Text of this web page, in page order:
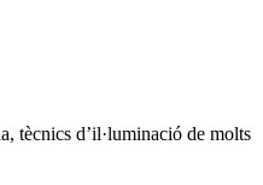
tècnics d’il·luminació de molts